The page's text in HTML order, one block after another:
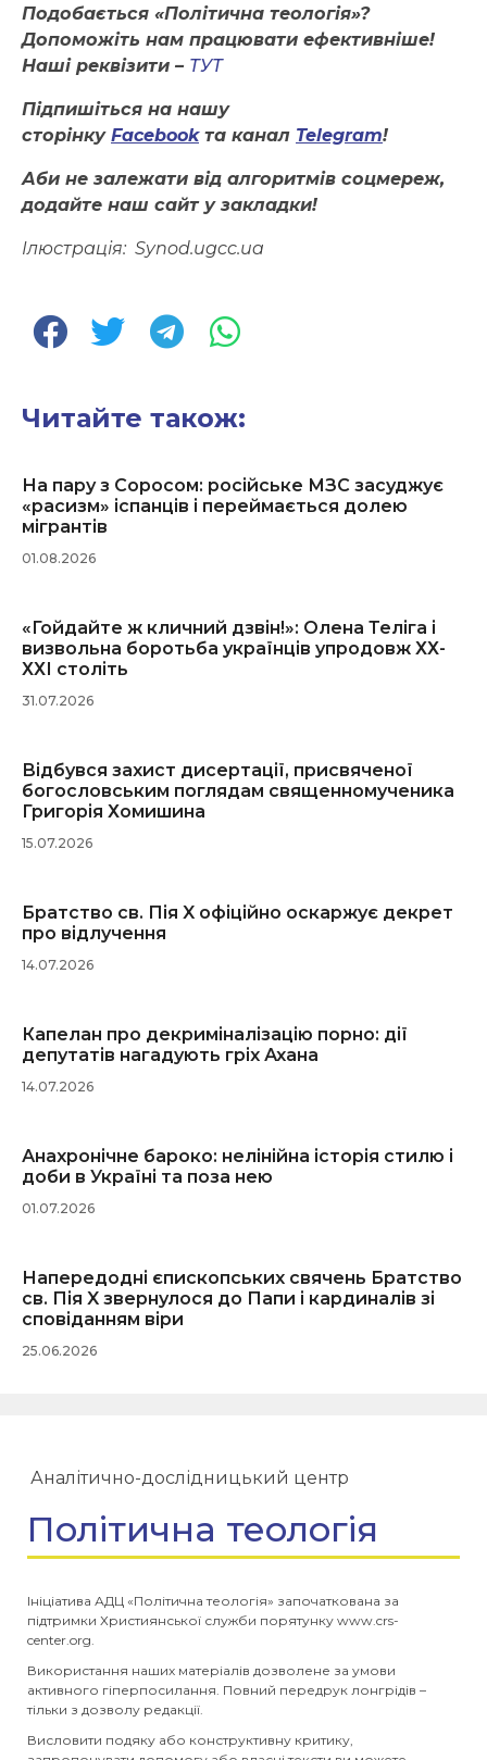
Подобається «Політична теологія»?
Допоможіть нам працювати ефективніше!
Наші реквізити – ТУТ
Підпишіться на нашу
сторінку Facebookта канал Telegram!
Аби не залежати від алгоритмів соцмереж,
додайте наш сайт у закладки!
Ілюстрація: Synod.ugcc.ua
Читайте також:
На пару з Соросом: російське МЗС засуджує
«расизм» іспанців і переймається долею
мігрантів
01.08.2026
«Гойдайте ж кличний дзвін!»: Олена Теліга і
визвольна боротьба українців упродовж ХХ-
ХХІ століть
31.07.2026
Відбувся захист дисертації, присвяченої
богословським поглядам священномученика
Григорія Хомишина
15.07.2026
Братство св. Пія X офіційно оскаржує декрет
про відлучення
14.07.2026
Капелан про декриміналізацію порно: дії
депутатів нагадують гріх Ахана
14.07.2026
Анахронічне бароко: нелінійна історія стилю і
доби в Україні та поза нею
01.07.2026
Напередодні єпископських свячень Братство
св. Пія X звернулося до Папи і кардиналів зі
сповіданням віри
25.06.2026
Аналітично-дослідницький центр
Політична теологія
Ініціатива АДЦ «Політична теологія» започаткована за
підтримки Християнської служби порятунку www.crs-
center.org.
Використання наших матеріалів дозволене за умови
активного гіперпосилання. Повний передрук лонгрідів –
тільки з дозволу редакції.
Висловити подяку або конструктивну критику,